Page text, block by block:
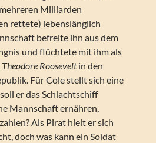
Milliarden
rettete) lebenslänglich
befreite ihn aus dem
und flüchtete mit ihm als
Theodore Rooseveltin den
Für Cole stellt sich eine
er das Schlachtschiff
Mannschaft ernähren,
Als Pirat hielt er sich
doch was kann ein Soldat